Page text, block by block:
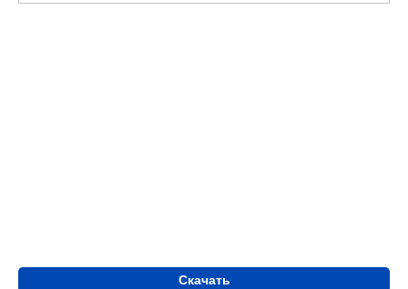
Скачать